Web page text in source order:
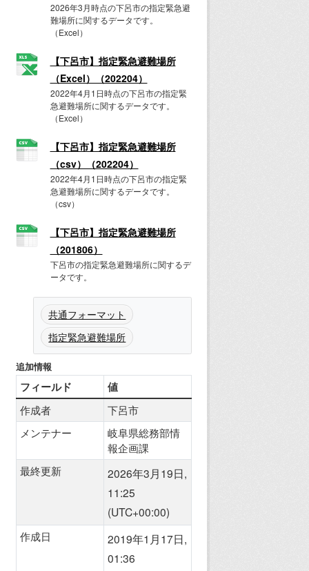
2026年3月時点の下呂市の指定緊急避
難場所に関するデータです。
（Excel）
【下呂市】指定緊急避難場所
（Excel）（202204）
2022年4月1日時点の下呂市の指定緊
急避難場所に関するデータです。
（Excel）
【下呂市】指定緊急避難場所
（csv）（202204）
2022年4月1日時点の下呂市の指定緊
急避難場所に関するデータです。
（csv）
【下呂市】指定緊急避難場所
（201806）
下呂市の指定緊急避難場所に関するデ
ータです。
共通フォーマット
指定緊急避難場所
追加情報
フィールド 値
作成者
下呂市
メンテナー
岐阜県総務部情
報企画課
最終更新
2026年3月19日,
11:25
(UTC+00:00)
作成日
2019年1月17日,
01:36